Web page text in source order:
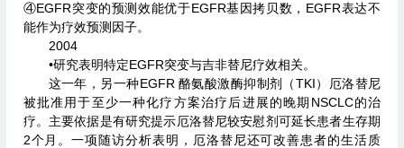
④EGFR突变的预测效能优于EGFR基因拷贝数，EGFR表达不
能作为疗效预测因子。
2004
•研究表明特定EGFR突变与吉非替尼疗效相关。
这一年，另一种EGFR 酪氨酸激酶抑制剂（TKI）厄洛替尼
被批准用于至少一种化疗方案治疗后进展的晚期NSCLC的治
疗。主要依据是有研究提示厄洛替尼较安慰剂可延长患者生存期
2个月。一项随访分析表明，厄洛替尼还可改善患者的生活质